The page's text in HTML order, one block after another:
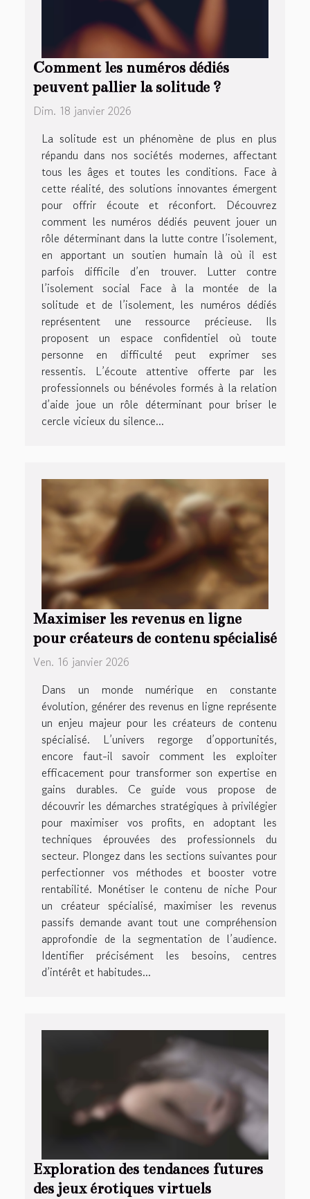
Comment les numéros dédiés
peuvent pallier la solitude ?
Dim. 18 janvier 2026
La solitude est un phénomène de plus en plus
répandu dans nos sociétés modernes, affectant
tous les âges et toutes les conditions. Face à
cette réalité, des solutions innovantes émergent
pour offrir écoute et réconfort. Découvrez
comment les numéros dédiés peuvent jouer un
rôle déterminant dans la lutte contre l’isolement,
en apportant un soutien humain là où il est
parfois difficile d’en trouver. Lutter contre
l’isolement social Face à la montée de la
solitude et de l’isolement, les numéros dédiés
représentent une ressource précieuse. Ils
proposent un espace confidentiel où toute
personne en difficulté peut exprimer ses
ressentis. L’écoute attentive offerte par les
professionnels ou bénévoles formés à la relation
d’aide joue un rôle déterminant pour briser le
cercle vicieux du silence...
Maximiser les revenus en ligne
pour créateurs de contenu spécialisé
Ven. 16 janvier 2026
Dans un monde numérique en constante
évolution, générer des revenus en ligne représente
un enjeu majeur pour les créateurs de contenu
spécialisé. L’univers regorge d’opportunités,
encore faut-il savoir comment les exploiter
efficacement pour transformer son expertise en
gains durables. Ce guide vous propose de
découvrir les démarches stratégiques à privilégier
pour maximiser vos profits, en adoptant les
techniques éprouvées des professionnels du
secteur. Plongez dans les sections suivantes pour
perfectionner vos méthodes et booster votre
rentabilité. Monétiser le contenu de niche Pour
un créateur spécialisé, maximiser les revenus
passifs demande avant tout une compréhension
approfondie de la segmentation de l’audience.
Identifier précisément les besoins, centres
d’intérêt et habitudes...
Exploration des tendances futures
des jeux érotiques virtuels